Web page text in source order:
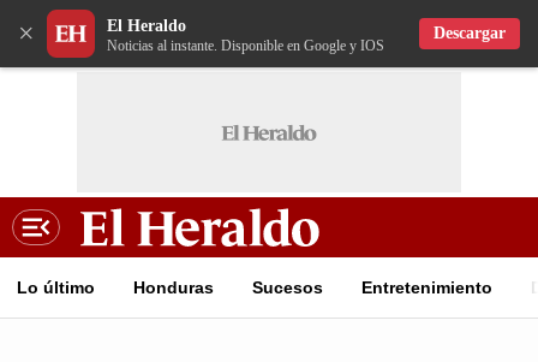
× El Heraldo
Noticias al instante. Disponible en Google y IOS
Descargar
Lo último Honduras Sucesos Entretenimiento